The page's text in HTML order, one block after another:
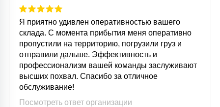
Я приятно удивлен оперативностью вашего
склада. С момента прибытия меня оперативно
пропустили на территорию, погрузили груз и
отправили дальше. Эффективность и
профессионализм вашей команды заслуживают
высших похвал. Спасибо за отличное
обслуживание!
Посмотреть ответ организации